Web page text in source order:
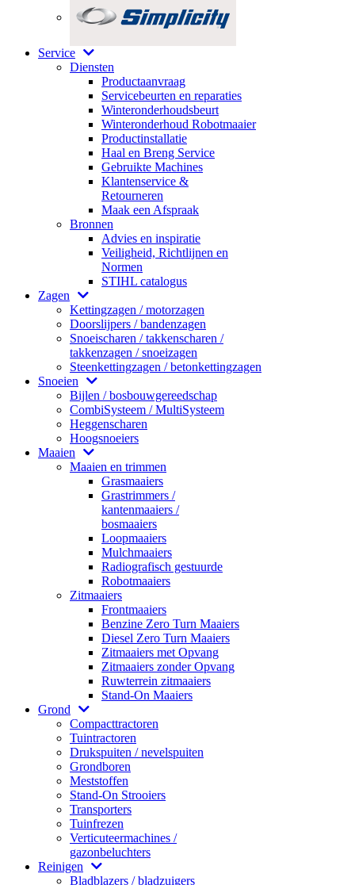
Service
Diensten
Productaanvraag
Servicebeurten en reparaties
Winteronderhoudsbeurt
Winteronderhoud Robotmaaier
Productinstallatie
Haal en Breng Service
Gebruikte Machines
Klantenservice &
Retourneren
Maak een Afspraak
Bronnen
Advies en inspiratie
Veiligheid, Richtlijnen en
Normen
STIHL catalogus
Zagen
Kettingzagen / motorzagen
Doorslijpers / bandenzagen
Snoeischaren / takkenscharen /
takkenzagen / snoeizagen
Steenkettingzagen / betonkettingzagen
Snoeien
Bijlen / bosbouwgereedschap
CombiSysteem / MultiSysteem
Heggenscharen
Hoogsnoeiers
Maaien
Maaien en trimmen
Grasmaaiers
Grastrimmers /
kantenmaaiers /
bosmaaiers
Loopmaaiers
Mulchmaaiers
Radiografisch gestuurde
Robotmaaiers
Zitmaaiers
Frontmaaiers
Benzine Zero Turn Maaiers
Diesel Zero Turn Maaiers
Zitmaaiers met Opvang
Zitmaaiers zonder Opvang
Ruwterrein zitmaaiers
Stand-On Maaiers
Grond
Compacttractoren
Tuintractoren
Drukspuiten / nevelspuiten
Grondboren
Meststoffen
Stand-On Strooiers
Transporters
Tuinfrezen
Verticuteermachines /
gazonbeluchters
Reinigen
Bladblazers / bladzuigers